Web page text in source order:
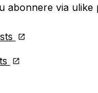
abonnere via ulike